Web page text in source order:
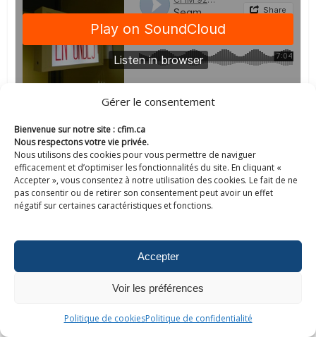
Gérer le consentement
Bienvenue sur notre site : cfim.ca
Nous respectons votre vie privée.
Nous utilisons des cookies pour vous permettre de naviguer
efficacement et d’optimiser les fonctionnalités du site. En cliquant «
Accepter », vous consentez à notre utilisation des cookies. Le fait de ne
pas consentir ou de retirer son consentement peut avoir un effet
négatif sur certaines caractéristiques et fonctions.
Accepter
Voir les préférences
Politique de cookiesPolitique de confidentialité
Douleurs Arthritiques